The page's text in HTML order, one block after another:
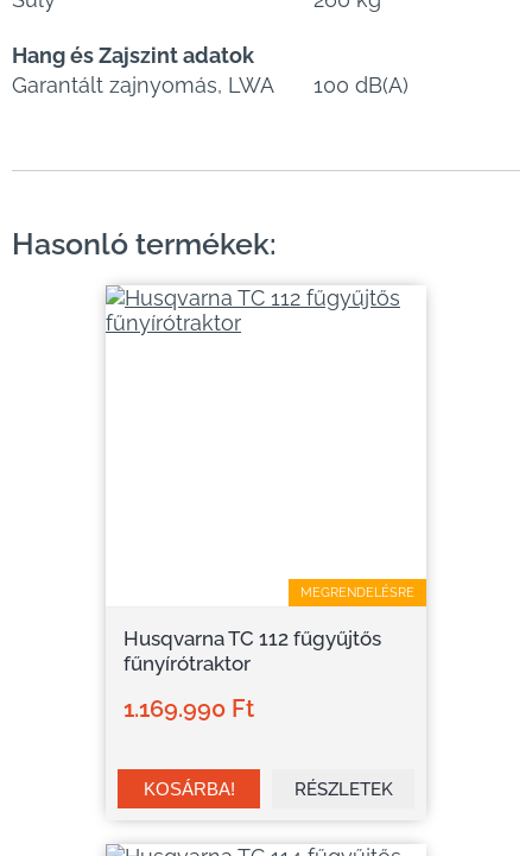
Hang és Zajszint adatok
Garantált zajnyomás, LWA
100 dB(A)
Hasonló termékek:
MEGRENDELÉSRE
Husqvarna TC 112 fűgyűjtős
fűnyírótraktor
1.169.990 Ft
RÉSZLETEK